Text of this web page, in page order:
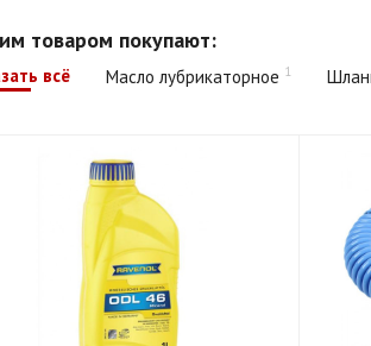
товаром покупают:
всё Масло лубрикаторное 1